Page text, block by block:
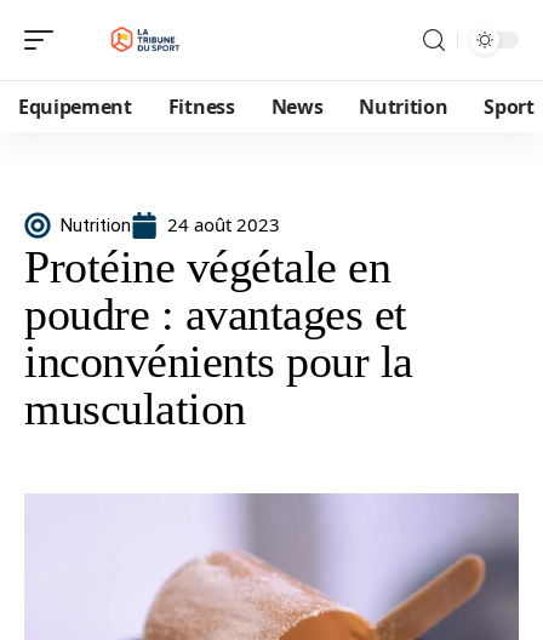
Equipement Fitness News Nutrition Sport
Nutrition 24 août 2023
Protéine végétale en
poudre : avantages et
inconvénients pour la
musculation